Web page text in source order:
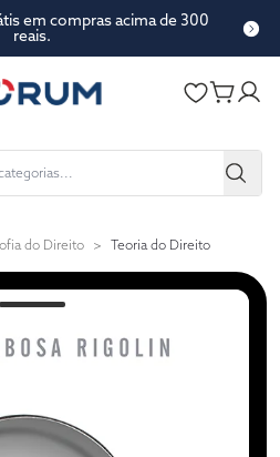
em compras acima de 300
reais.
do Direito > Teoria do Direito